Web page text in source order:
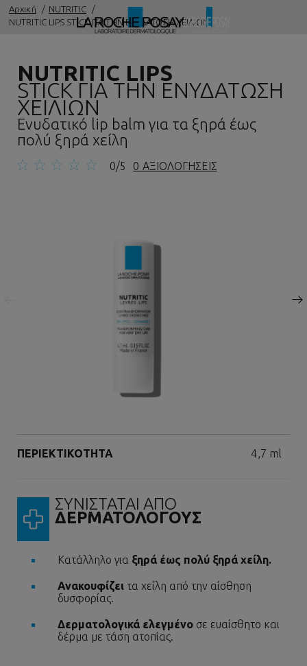
Αρχική
NUTRITIC
NUTRITIC LIPS STICK ΓΙΑ ΤΗΝ ΕΝΥΔΑΤΩΣΗ ΧΕΙΛΙΩΝ
NUTRITIC LIPS
STICK ΓΙΑ ΤΗΝ ΕΝΥΔΑΤΩΣΗ
ΧΕΙΛΙΩΝ
Ενυδατικό lip balm για τα ξηρά έως
πολύ ξηρά χείλη
0/5 0 ΑΞΙΟΛΟΓΗΣΕΙΣ
Επόμενος πίνακας
ΠΕΡΙΕΚΤΙΚΟΤΗΤΑ Volume
4,7 ml
ΣΥΝΙΣΤΑΤΑΙ ΑΠΟ
ΔΕΡΜΑΤΟΛΟΓΟΥΣ
Κατάλληλο για ξηρά έως πολύ ξηρά χείλη.
Ανακουφίζει τα χείλη από την αίσθηση
δυσφορίας.
Δερματολογικά ελεγμένο σε ευαίσθητο και
δέρμα με τάση ατοπίας.